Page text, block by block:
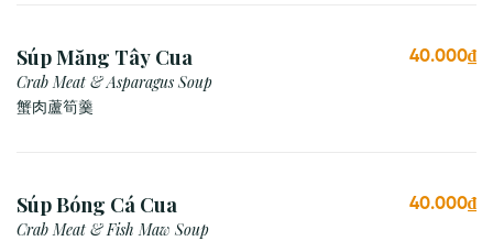
Súp Măng Tây Cua
Crab Meat & Asparagus Soup
蟹肉蘆筍羹
40.000₫
Súp Bóng Cá Cua
Crab Meat & Fish Maw Soup
40.000₫